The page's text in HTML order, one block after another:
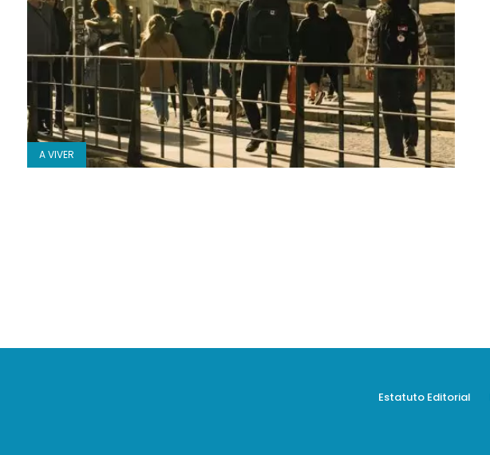
A VIVER
Estatuto Editorial